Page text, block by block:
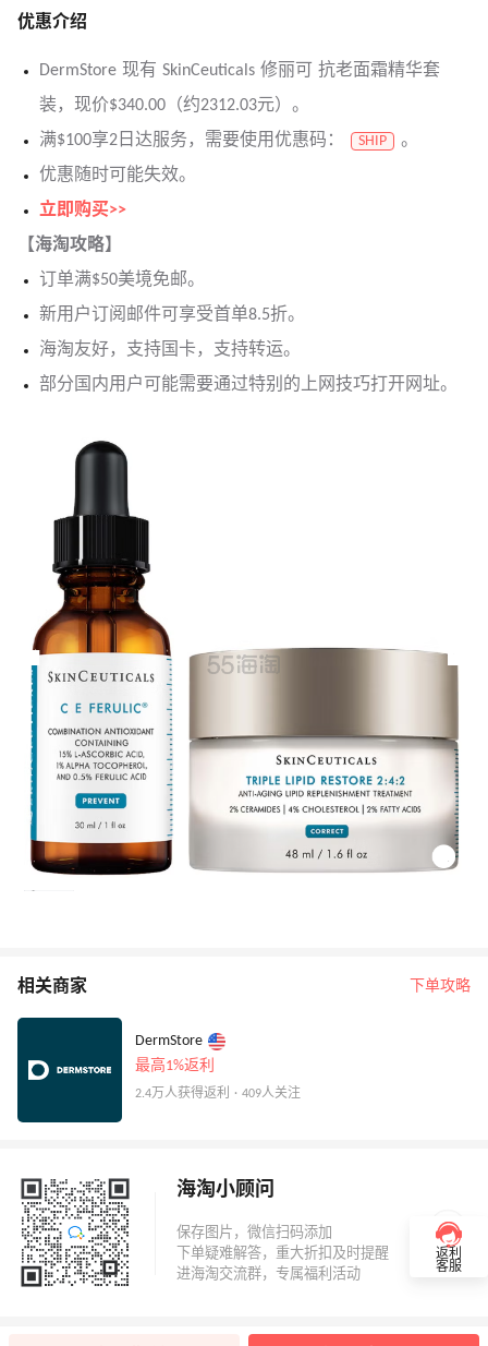
优惠介绍
DermStore 现有 SkinCeuticals 修丽可 抗老面霜精华套
装，现价$340.00（约2312.03元）。
满$100享2日达服务，需要使用优惠码：
SHIP
。
优惠随时可能失效。
立即购买>>
【海淘攻略】
订单满$50美境免邮。
新用户订阅邮件可享受首单8.5折。
海淘友好，支持国卡，支持转运。
部分国内用户可能需要通过特别的上网技巧打开网址。
相关商家 下单攻略
DermStore
最高1%返利
2.4万人获得返利 · 409人关注
海淘小顾问
返利
客服